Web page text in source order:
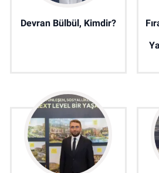
Devran Bülbül, Kimdir?